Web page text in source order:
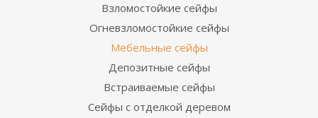
Взломостойкие сейфы
Огневзломостойкие сейфы
Мебельные сейфы
Депозитные сейфы
Встраиваемые сейфы
Сейфы с отделкой деревом